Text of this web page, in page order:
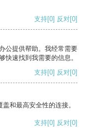
支持[0] 反对[0]
公提供帮助。我经常需要
快速找到我需要的信息。
支持[0] 反对[0]
和最高安全性的连接。
支持[0] 反对[0]